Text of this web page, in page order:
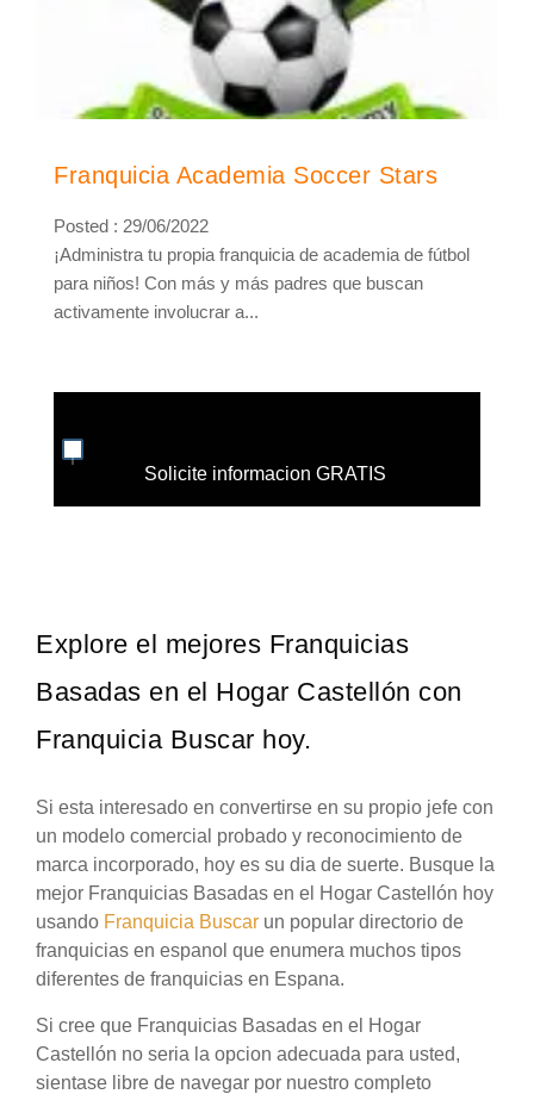
Franquicia Academia Soccer Stars
Posted : 29/06/2022
¡Administra tu propia franquicia de academia de fútbol
para niños! Con más y más padres que buscan
activamente involucrar a...
Solicite informacion GRATIS
Explore el mejores Franquicias
Basadas en el Hogar Castellón con
Franquicia Buscar hoy.
Si esta interesado en convertirse en su propio jefe con
un modelo comercial probado y reconocimiento de
marca incorporado, hoy es su dia de suerte. Busque la
mejor Franquicias Basadas en el Hogar Castellón hoy
usando Franquicia Buscar un popular directorio de
franquicias en espanol que enumera muchos tipos
diferentes de franquicias en Espana.
Si cree que Franquicias Basadas en el Hogar
Castellón no seria la opcion adecuada para usted,
sientase libre de navegar por nuestro completo